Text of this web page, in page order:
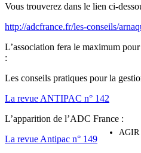
AGIR
Vous trouverez dans le lien ci-
http://adcfrance.fr/les-conseils/
L’association fera le maximum
:
Les conseils pratiques pour la
La revue ANTIPAC n° 142
L’apparition de l’ADC France :
La revue Antipac n° 149